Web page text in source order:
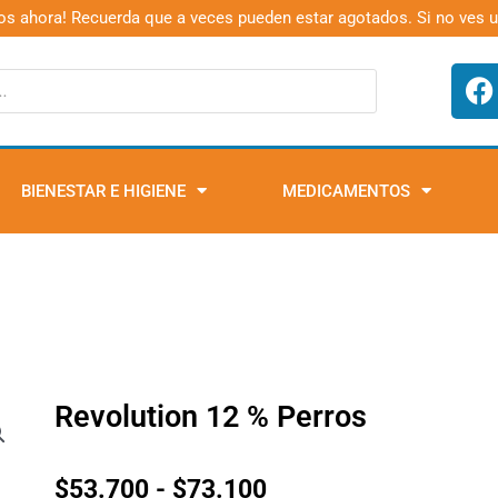
ahora! Recuerda que a veces pueden estar agotados. Si no ves
F
a
e
o
BIENESTAR E HIGIENE MEDICAMENTOS
Revolution 12 % Perros
$53.700 - $73.100Rango